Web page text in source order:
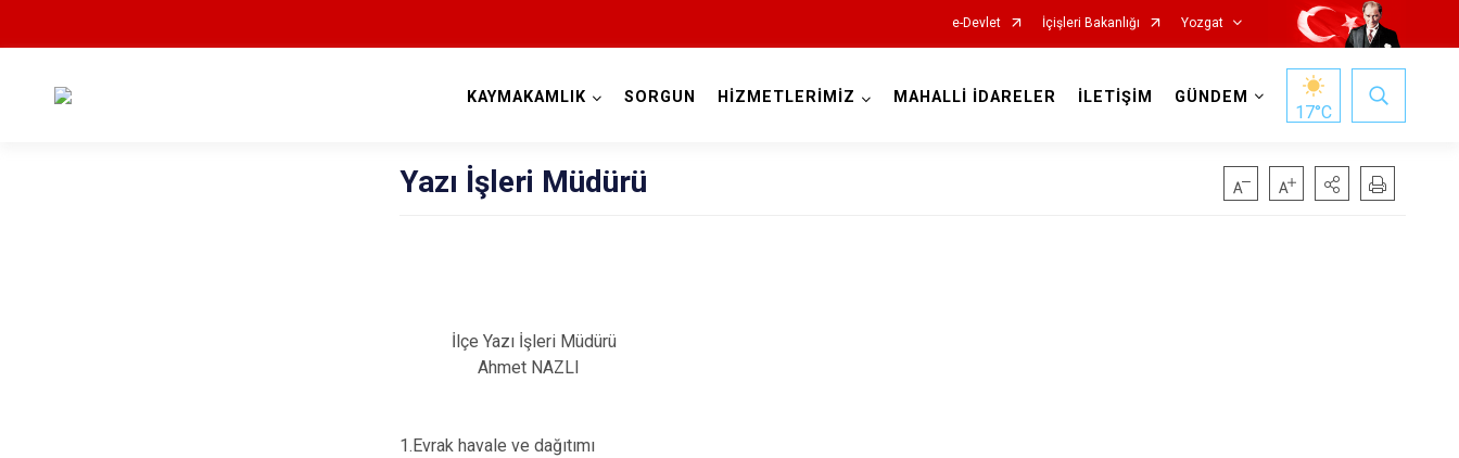
e-Devlet İçişleri Bakanlığı Yozgat
KAYMAKAMLIK SORGUN HİZMETLERİMİZ MAHALLİ İDARELER İLETİŞİM GÜNDEM
17°C
Yazı İşleri Müdürü
İlçe Yazı İşleri Müdürü
Ahmet NAZLI
1.Evrak havale ve dağıtımı